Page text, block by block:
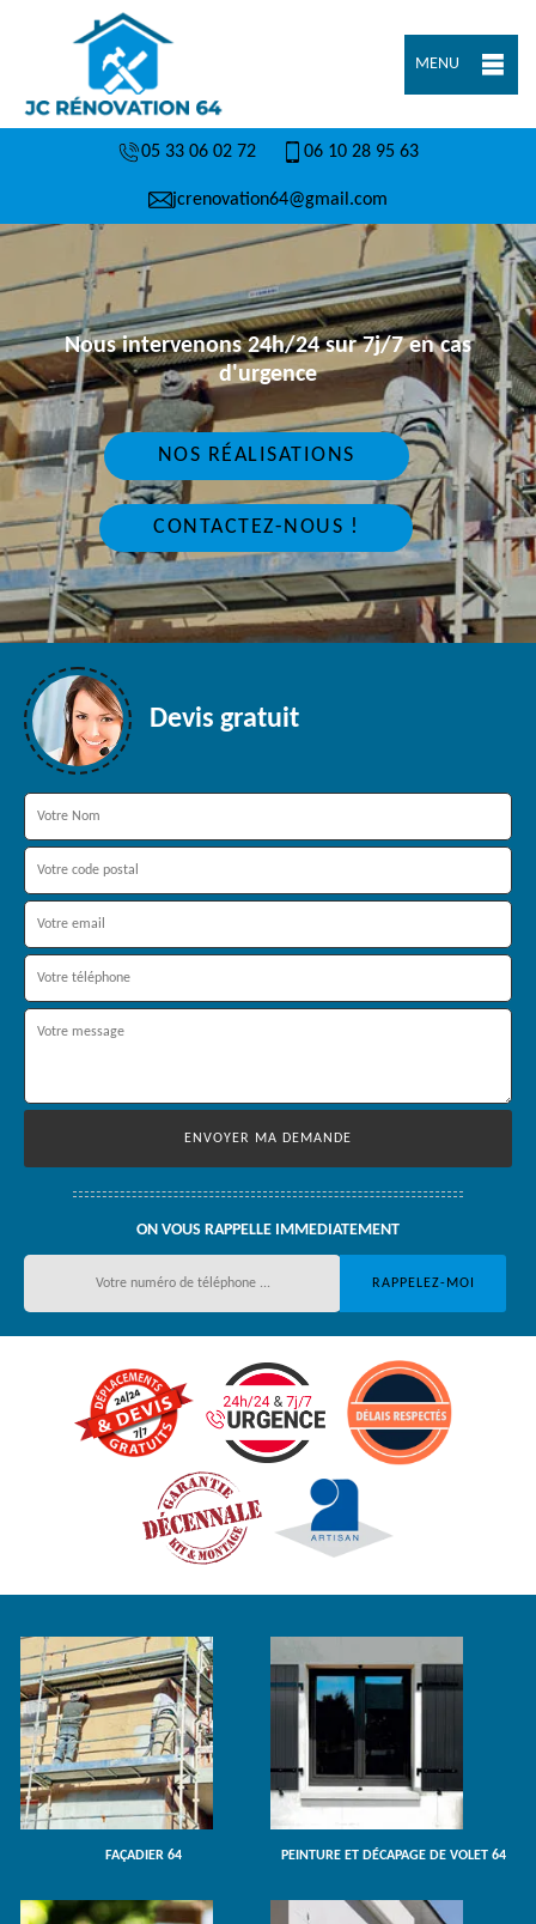
MENU
05 33 06 02 72 06 10 28 95 63
jcrenovation64@gmail.com
Nous intervenons 24h/24 sur 7j/7 en cas
d'urgence
NOS RÉALISATIONS
CONTACTEZ-NOUS !
Devis gratuit
ON VOUS RAPPELLE IMMEDIATEMENT
FAÇADIER 64 PEINTURE ET DÉCAPAGE DE VOLET 64